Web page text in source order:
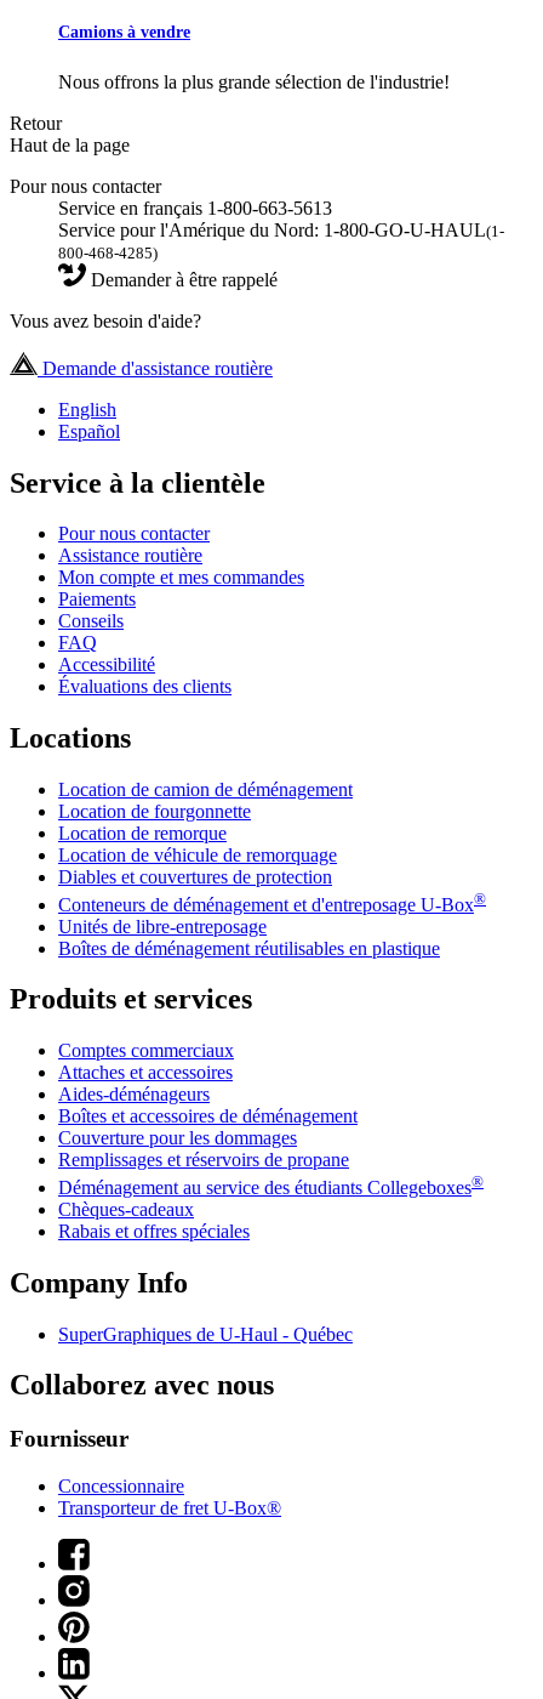
Camions à vendre
Nous offrons la plus grande sélection de l'industrie!
Retour
Haut de la page
Pour nous contacter
Service en français 1-800-663-5613
Service pour l'Amérique du Nord: 1-800-GO-U-HAUL(1-
800-468-4285)
Demander à être rappelé
Vous avez besoin d'aide?
Demande d'assistance routière
English
Español
Service à la clientèle
Pour nous contacter
Assistance routière
Mon compte et mes commandes
Paiements
Conseils
FAQ
Accessibilité
Évaluations des clients
Locations
Location de camion de déménagement
Location de fourgonnette
Location de remorque
Location de véhicule de remorquage
Diables et couvertures de protection
Conteneurs de déménagement et d'entreposage U-Box®
Unités de libre-entreposage
Boîtes de déménagement réutilisables en plastique
Produits et services
Comptes commerciaux
Attaches et accessoires
Aides-déménageurs
Boîtes et accessoires de déménagement
Couverture pour les dommages
Remplissages et réservoirs de propane
Déménagement au service des étudiants Collegeboxes®
Chèques-cadeaux
Rabais et offres spéciales
Company Info
SuperGraphiques de U-Haul - Québec
Collaborez avec nous
Fournisseur
Concessionnaire
Transporteur de fret U-Box®